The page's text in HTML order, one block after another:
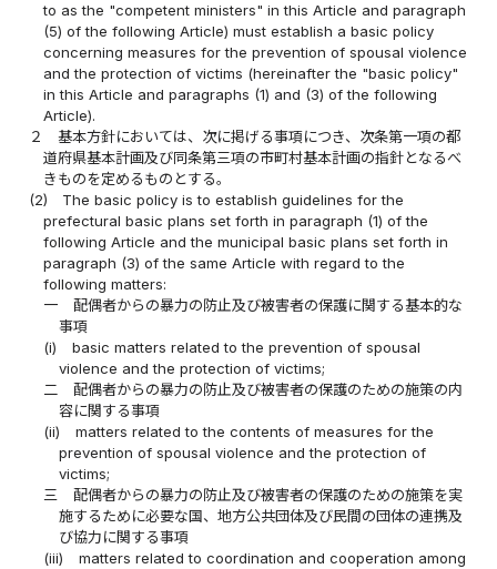
to as the "competent ministers" in this Article and paragraph
(5) of the following Article) must establish a basic policy
concerning measures for the prevention of spousal violence
and the protection of victims (hereinafter the "basic policy"
in this Article and paragraphs (1) and (3) of the following
Article).
２
基本方針においては、次に掲げる事項につき、次条第一項の都
道府県基本計画及び同条第三項の市町村基本計画の指針となるべ
きものを定めるものとする。
(2)
The basic policy is to establish guidelines for the
prefectural basic plans set forth in paragraph (1) of the
following Article and the municipal basic plans set forth in
paragraph (3) of the same Article with regard to the
following matters:
一
配偶者からの暴力の防止及び被害者の保護に関する基本的な
事項
(i)
basic matters related to the prevention of spousal
violence and the protection of victims;
二
配偶者からの暴力の防止及び被害者の保護のための施策の内
容に関する事項
(ii)
matters related to the contents of measures for the
prevention of spousal violence and the protection of
victims;
三
配偶者からの暴力の防止及び被害者の保護のための施策を実
施するために必要な国、地方公共団体及び民間の団体の連携及
び協力に関する事項
(iii)
matters related to coordination and cooperation among